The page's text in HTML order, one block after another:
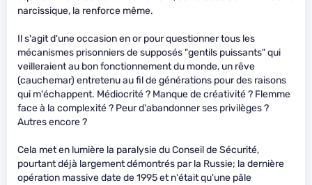
narcissique, la renforce même.
Il s'agit d'une occasion en or pour questionner tous les
mécanismes prisonniers de supposés "gentils puissants" qui
veilleraient au bon fonctionnement du monde, un rêve
(cauchemar) entretenu au fil de générations pour des raisons
qui m'échappent. Médiocrité ? Manque de créativité ? Flemme
face à la complexité ? Peur d'abandonner ses privilèges ?
Autres encore ?
Cela met en lumière la paralysie du Conseil de Sécurité,
pourtant déjà largement démontrés par la Russie; la dernière
opération massive date de 1995 et n'était qu'une pâle